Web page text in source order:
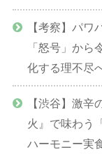
【考察】パワ
「怒号」か
化する理不尽
【渋谷】激辛
火』で味わう
ハーモニー実